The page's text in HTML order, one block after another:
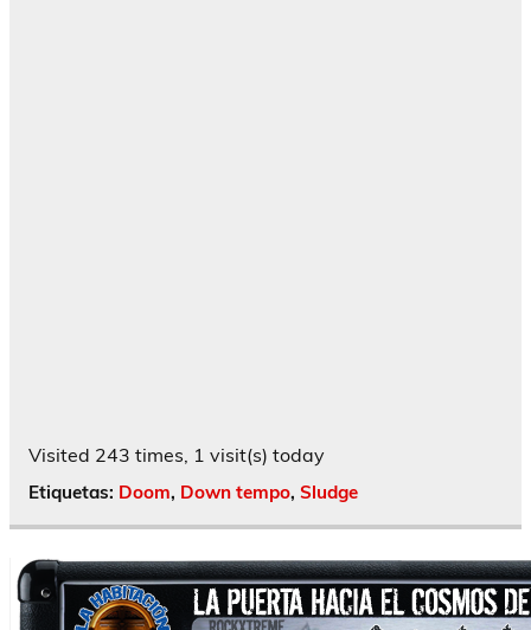
Visited 243 times, 1 visit(s) today
Etiquetas: Doom, Down tempo, Sludge